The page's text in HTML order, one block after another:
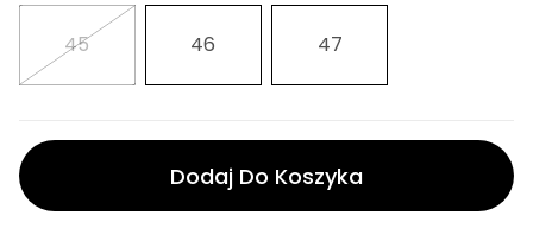
45 46 47
Dodaj Do Koszyka